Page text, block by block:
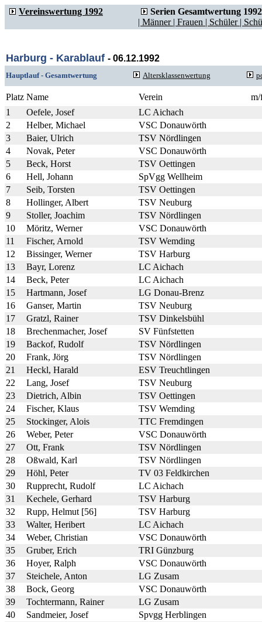
Vereinswertung 1992
Serien Gesamtwertung 1992
| Männer | Frauen | Schüler |
Harburg - Karablauf - 06.12.1992
Hauptlauf - Gesamtwertung Altersklassenwertung
Platz Name Verein
1
Oefele, Josef
LC Aichach
2
Helber, Michael
VSC Donauwörth
3
Baier, Ulrich
TSV Nördlingen
4
Novak, Peter
VSC Donauwörth
5
Beck, Horst
TSV Oettingen
6
Hell, Johann
SpVgg Wellheim
7
Seib, Torsten
TSV Oettingen
8
Hollinger, Albert
TSV Neuburg
9
Stoller, Joachim
TSV Nördlingen
10
Möritz, Werner
VSC Donauwörth
11
Fischer, Arnold
TSV Wemding
12
Bissinger, Werner
TSV Harburg
13
Bayr, Lorenz
LC Aichach
14
Beck, Peter
LC Aichach
15
Hartmann, Josef
LG Donau-Brenz
16
Ganser, Martin
TSV Neuburg
17
Gratzl, Rainer
TSV Dinkelsbühl
18
Brechenmacher, Josef
SV Fünfstetten
19
Backof, Rudolf
TSV Nördlingen
20
Frank, Jörg
TSV Nördlingen
21
Heckl, Harald
ESV Treuchtlingen
22
Lang, Josef
TSV Neuburg
23
Dietrich, Albin
TSV Oettingen
24
Fischer, Klaus
TSV Wemding
25
Stockinger, Alois
TTC Fremdingen
26
Weber, Peter
VSC Donauwörth
27
Ott, Frank
TSV Nördlingen
28
Oßwald, Karl
TSV Nördlingen
29
Höhl, Peter
TV 03 Feldkirchen
30
Rupprecht, Rudolf
LC Aichach
31
Kechele, Gerhard
TSV Harburg
32
Rupp, Helmut [56]
TSV Harburg
33
Walter, Heribert
LC Aichach
34
Weber, Christian
VSC Donauwörth
35
Gruber, Erich
TRI Günzburg
36
Hoyer, Ralph
VSC Donauwörth
37
Steichele, Anton
LG Zusam
38
Bock, Georg
VSC Donauwörth
39
Tochtermann, Rainer
LG Zusam
40
Sandmeier, Josef
Spvgg Herblingen